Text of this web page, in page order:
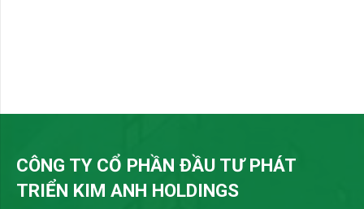
CÔNG TY CỔ PHẦN ĐẦU TƯ PHÁT
TRIỂN KIM ANH HOLDINGS